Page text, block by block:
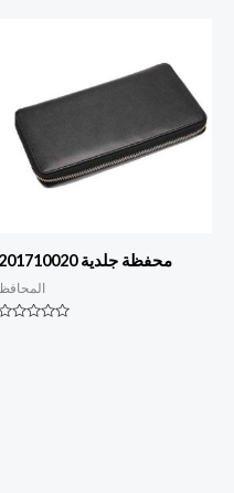
محفظة جلدية 201710020
المحافظ